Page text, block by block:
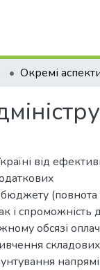
від
(повнота
і
обсязі
складових